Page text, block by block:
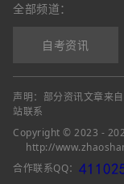
全部频道：
自考资讯
声明：部分资讯文章来
站联系
Copyright © 2023 -
http://
合作联系QQ：